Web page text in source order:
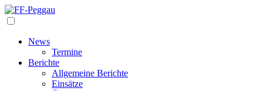
News
Termine
Berichte
Allgemeine Berichte
Einsätze